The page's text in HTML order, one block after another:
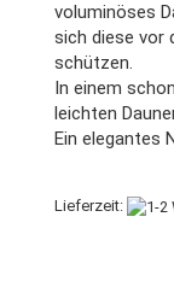
voluminöses
sich diese vor
schützen.
In einem
leichten
Ein elegantes
Lieferzeit: